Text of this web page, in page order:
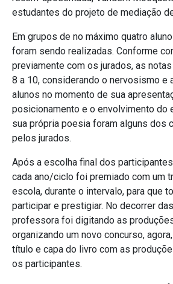
estudantes do projeto de mediação
Em grupos de no máximo quatro
foram sendo realizadas. Conforme
previamente com os jurados, as
8 a 10, considerando o nervosismo e
alunos no momento de sua
posicionamento e o envolvimento do
sua própria poesia foram alguns dos
pelos jurados.
Após a escolha final dos
cada ano/ciclo foi premiado com um
escola, durante o intervalo, para que
participar e prestigiar. No decorrer
professora foi digitando as
organizando um novo concurso,
título e capa do livro com as
os participantes.